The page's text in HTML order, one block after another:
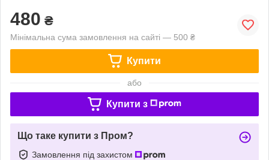
480 ₴
Мінімальна сума замовлення на сайті — 500 ₴
Купити
або
Купити з
Що таке купити з Пром?
Замовлення під захистом